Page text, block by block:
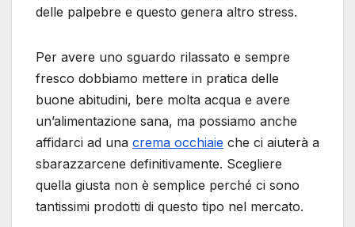
delle palpebre e questo genera altro stress.
Per avere uno sguardo rilassato e sempre
fresco dobbiamo mettere in pratica delle
buone abitudini, bere molta acqua e avere
un’alimentazione sana, ma possiamo anche
affidarci ad una crema occhiaie che ci aiuterà a
sbarazzarcene definitivamente. Scegliere
quella giusta non è semplice perché ci sono
tantissimi prodotti di questo tipo nel mercato.